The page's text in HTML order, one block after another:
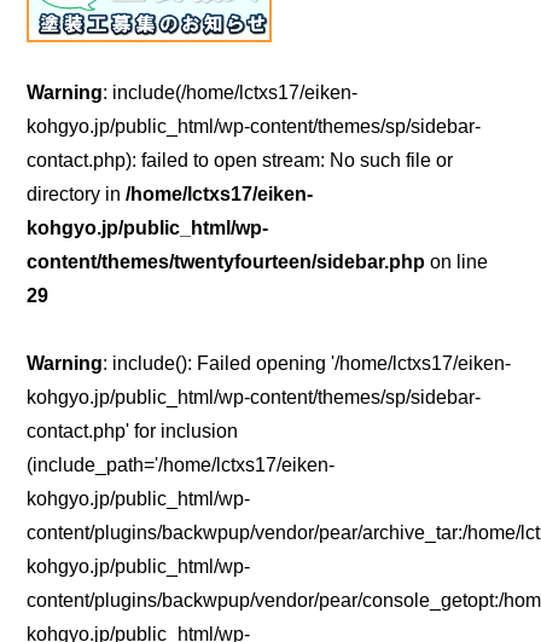
Warning: include(/home/lctxs17/eiken-
kohgyo.jp/public_html/wp-content/themes/sp/sidebar-
contact.php): failed to open stream: No such file or
directory in/home/lctxs17/eiken-
kohgyo.jp/public_html/wp-
content/themes/twentyfourteen/sidebar.php on line
29
Warning: include(): Failed opening '/home/lctxs17/eiken-
kohgyo.jp/public_html/wp-content/themes/sp/sidebar-
contact.php' for inclusion
(include_path='/home/lctxs17/eiken-
kohgyo.jp/public_html/wp-
content/plugins/backwpup/vendor/pear/archive_tar:/home/
kohgyo.jp/public_html/wp-
content/plugins/backwpup/vendor/pear/console_getopt:/
kohgyo.jp/public_html/wp-